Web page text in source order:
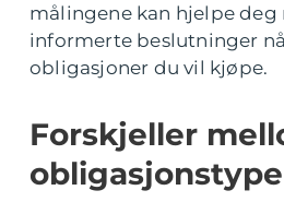
målingene kan hjelpe deg
informerte beslutninger
obligasjoner du vil kjøpe.
Forskjeller